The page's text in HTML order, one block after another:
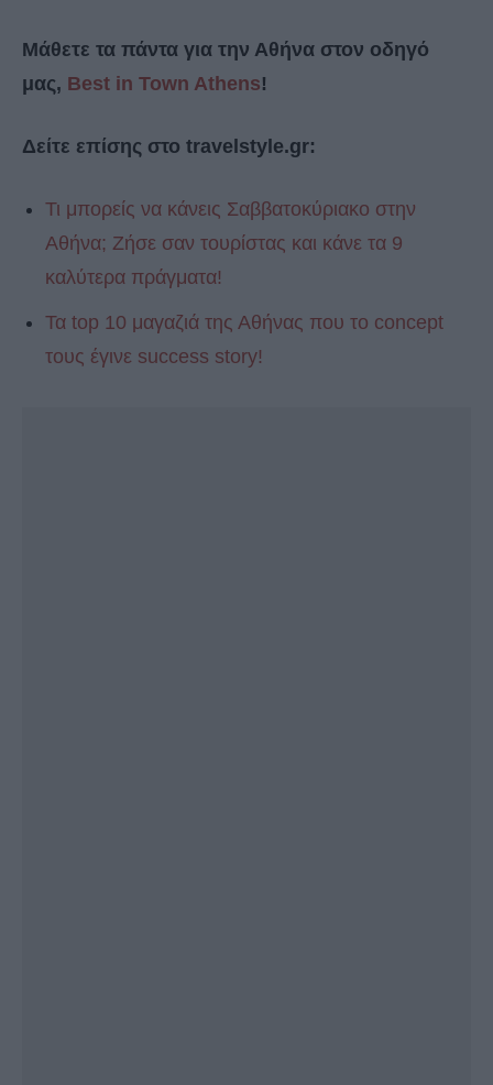
Μάθετε τα πάντα για την Αθήνα στον οδηγό
μας, Best in Town Athens!
Δείτε επίσης στο travelstyle.gr:
Τι μπορείς να κάνεις Σαββατοκύριακο στην
Αθήνα; Ζήσε σαν τουρίστας και κάνε τα 9
καλύτερα πράγματα!
Τα top 10 μαγαζιά της Αθήνας που το concept
τους έγινε success story!